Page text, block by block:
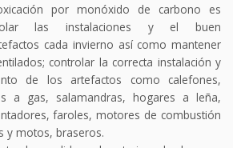
por monóxido de carbono es
las instalaciones y el buen
cada invierno así como mantener
controlar la correcta instalación y
de los artefactos como calefones,
a gas, salamandras, hogares a leña,
faroles, motores de combustión
y motos, braseros.